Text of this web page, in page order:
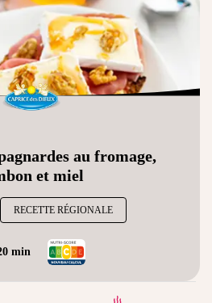
au fromage,
et miel
RECETTE RÉGIONALE
min